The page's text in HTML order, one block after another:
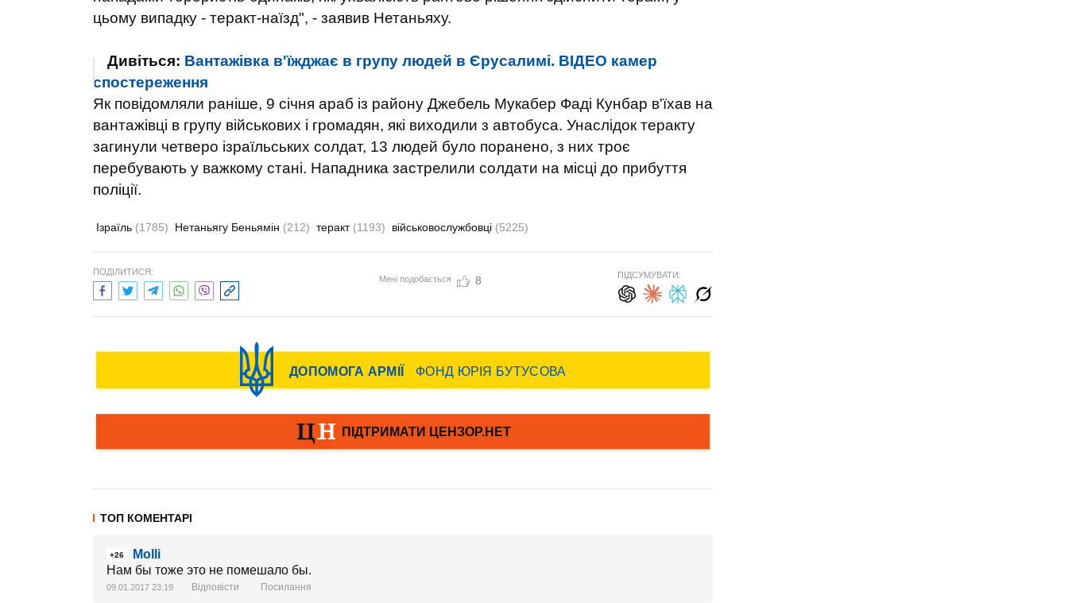
цьому випадку - теракт-наїзд", - заявив Нетаньяху.
Дивіться: Вантажівка в'їжджає в групу людей в Єрусалимі. ВІДЕО камер
спостереження
Як повідомляли раніше, 9 січня араб із району Джебель Мукабер Фаді Кунбар в'їхав на
вантажівці в групу військових і громадян, які виходили з автобуса. Унаслідок теракту
загинули четверо ізраїльських солдат, 13 людей було поранено, з них троє
перебувають у важкому стані. Нападника застрелили солдати на місці до прибуття
поліції.
Ізраїль (1785) Нетаньягу Беньямін (212) теракт (1193) військовослужбовці (5225)
ПОДІЛИТИСЯ:
Мені подобається 8 ПІДСУМУВАТИ:
ТОП КОМЕНТАРІ
+26
Molli
Нам бы тоже это не помешало бы.
09.01.2017 23:19 Відповісти Посилання